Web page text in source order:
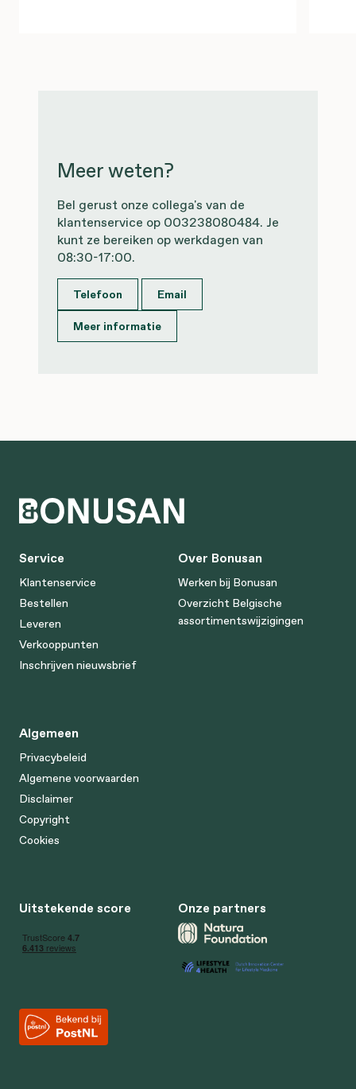
Meer weten?
Bel gerust onze collega's van de
klantenservice op 003238080484. Je
kunt ze bereiken op werkdagen van
08:30-17:00.
Telefoon
Email
Meer informatie
Service
Klantenservice
Bestellen
Leveren
Verkooppunten
Inschrijven nieuwsbrief
Over Bonusan
Werken bij Bonusan
Overzicht Belgische
assortimentswijzigingen
Algemeen
Privacybeleid
Algemene voorwaarden
Disclaimer
Copyright
Cookies
Uitstekende score Onze partners